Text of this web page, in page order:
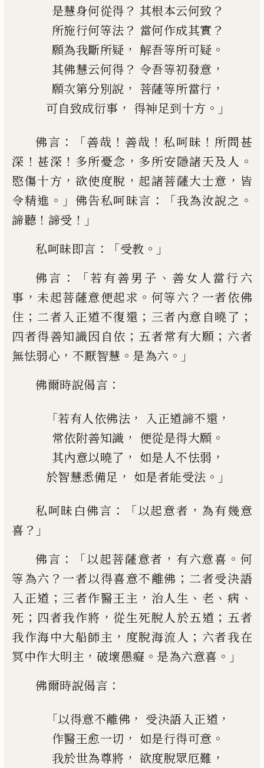
是慧身何從得 ？ 其根本云何致 ？
所施行何等法 ？ 當何作成其實 ？
願為我斷所疑 ， 解吾等所可疑 。
其佛慧云何得 ？ 令吾等初發意 ，
願次第分別說 ， 菩薩等所當行 ，
可自致成衍事 ， 得神足到十方 。」
佛言 ：「善哉 ！ 善哉 ！ 私呵昧 ！ 所問甚
深 ！ 甚深 ！ 多所憂念 ， 多所安隱諸天及人 。
愍傷十方 ， 欲使度脫 ， 起諸菩薩大士意 ， 皆
令精進 。」 佛告私呵昧言 ：「我為汝說之 。
諦聽 ！ 諦受 ！」
私呵昧即言 ： 「受教 。」
佛言 ：「若有善男子 、 善女人當行六
事 ， 未起菩薩意便起求 。 何等六 ？ 一者依佛
住 ； 二者入正道不復還 ； 三者內意自曉了 ；
四者得善知識因自依 ； 五者常有大願 ； 六者
無怯弱心 ， 不厭智慧 。 是為六 。」
佛爾時說偈言 ：
「若有人依佛法 ， 入正道諦不還 ，
常依附善知識 ， 便從是得大願 。
其內意以曉了 ， 如是人不怯弱 ，
於智慧悉備足 ， 如是者能受法 。」
私呵昧白佛言 ：「以起意者 ， 為有幾意
喜 ？」
佛言 ：「以起菩薩意者 ， 有六意喜 。 何
等為六 ？ 一者以得喜意不離佛 ； 二者受決語
入正道 ； 三者作醫王主 ， 治人生 、 老 、病 、
死 ； 四者我作將 ， 從生死脫人於五道 ； 五者
我作海中大船師主 ， 度脫海流人 ； 六者我在
冥中作大明主 ， 破壞愚癡 。 是為六意喜 。」
佛爾時說偈言 ：
「以得意不離佛 ， 受決語入正道 ，
作醫王愈一切 ， 如是行得可意 。
我於世為尊將 ， 欲度脫眾厄難 ，